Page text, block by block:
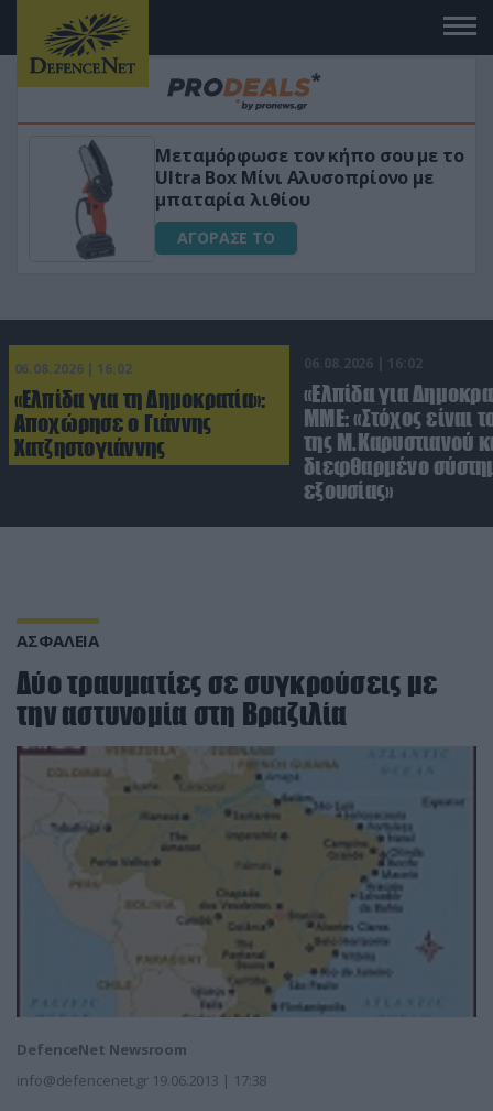
Μεταμόρφωσε τον κήπο σου με το
Ultra Box Μίνι Αλυσοπρίονο με
μπαταρία λιθίου
ΑΓΟΡΑΣΕ ΤΟ
06.08.2026 | 16:02
«Ελπίδα για τη Δημοκρατία»:
Αποχώρησε ο Γιάννης
Χατζηστογιάννης
06.08.2026 | 16:02
«Ελπίδα για
ΜΜΕ: «Στόχος είναι
της Μ.Καρυστιανού
διεφθαρμένο
εξουσίας»
ΑΣΦΑΛΕΙΑ
Δύο τραυματίες σε συγκρούσεις με
την αστυνομία στη Βραζιλία
DefenceNet Newsroom
info@defencenet.gr 19.06.2013 | 17:38